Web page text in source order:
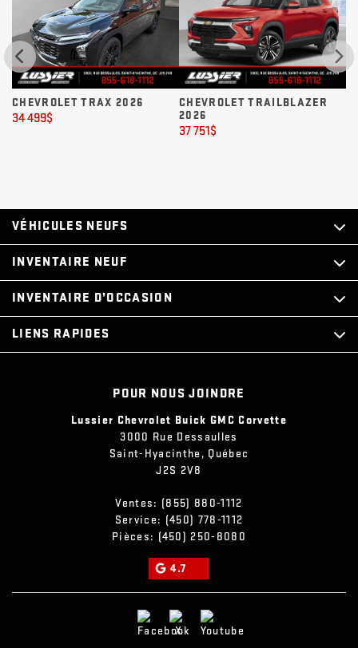
CHEVROLET TRAX 2026
34 499$
CHEVROLET TRAILBLAZER
2026
37 751$
POUR NOUS JOINDRE
Lussier Chevrolet Buick GMC Corvette
3000 Rue Dessaulles
Saint-Hyacinthe , Québec
J2S 2V8
Ventes: (855) 880-1112
Service: (450) 778-1112
Pièces: (450) 250-8080
4.7
VÉHICULES NEUFS
INVENTAIRE NEUF
INVENTAIRE D’OCCASION
LIENS RAPIDES